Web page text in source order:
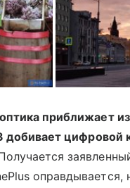
оптика приближает
добивает цифровой
оправдывается,